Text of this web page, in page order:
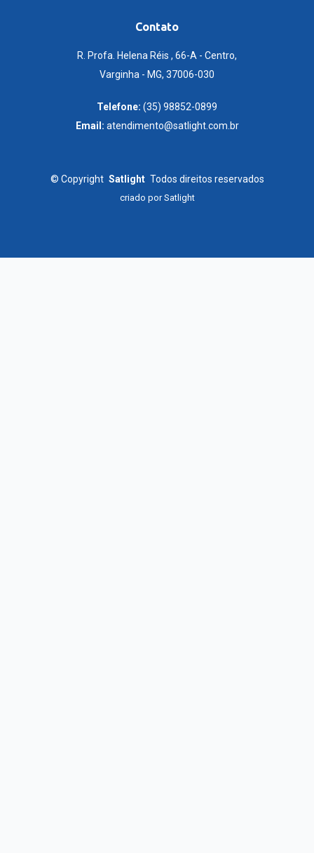
Contato
R. Profa. Helena Réis , 66-A - Centro,
Varginha - MG, 37006-030
Telefone: (35) 98852-0899
Email: atendimento@satlight.com.br
© Copyright Satlight Todos direitos reservados
criado porSatlight